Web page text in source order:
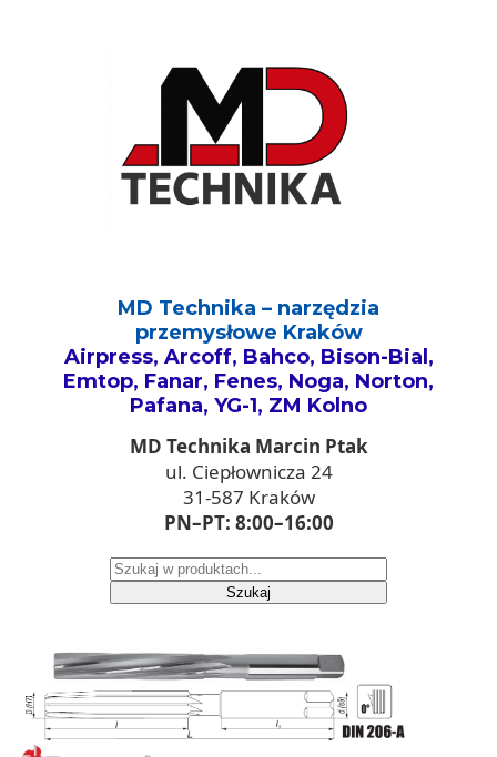
MD Technika – narzędzia
przemysłowe Kraków
Airpress, Arcoff, Bahco, Bison-Bial,
Emtop, Fanar, Fenes, Noga, Norton,
Pafana, YG-1, ZM Kolno
MD Technika Marcin Ptak
ul. Ciepłownicza 24
31-587 Kraków
PN–PT: 8:00–16:00
Szukaj